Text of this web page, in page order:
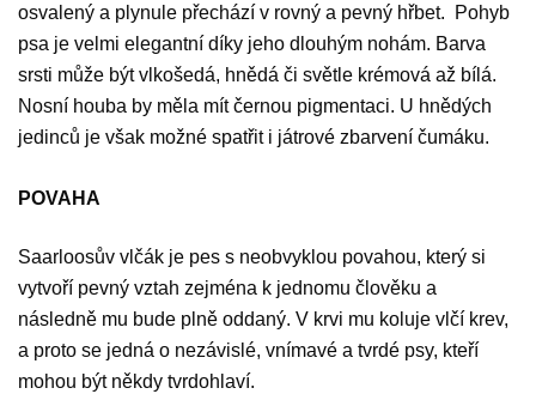
osvalený a plynule přechází v rovný a pevný hřbet. Pohyb
psa je velmi elegantní díky jeho dlouhým nohám. Barva
srsti může být vlkošedá, hnědá či světle krémová až bílá.
Nosní houba by měla mít černou pigmentaci. U hnědých
jedinců je však možné spatřit i játrové zbarvení čumáku.
POVAHA
Saarloosův vlčák je pes s neobvyklou povahou, který si
vytvoří pevný vztah zejména k jednomu člověku a
následně mu bude plně oddaný. V krvi mu koluje vlčí krev,
a proto se jedná o nezávislé, vnímavé a tvrdé psy, kteří
mohou být někdy tvrdohlaví.